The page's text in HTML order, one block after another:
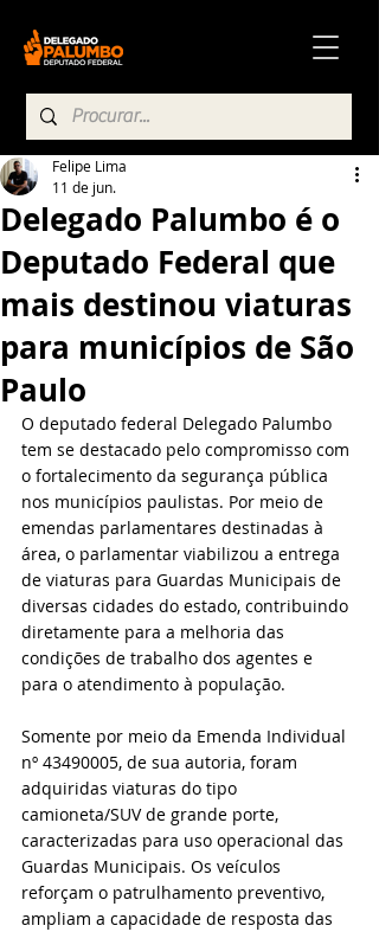
Delegado Palumbo é o
Deputado Federal que
mais destinou viaturas
para municípios de São
Paulo
Felipe Lima
11 de jun.
O deputado federal Delegado Palumbo
tem se destacado pelo compromisso com
o fortalecimento da segurança pública
nos municípios paulistas. Por meio de
emendas parlamentares destinadas à
área, o parlamentar viabilizou a entrega
de viaturas para Guardas Municipais de
diversas cidades do estado, contribuindo
diretamente para a melhoria das
condições de trabalho dos agentes e
para o atendimento à população.
Somente por meio da Emenda Individual
nº 43490005, de sua autoria, foram
adquiridas viaturas do tipo
camioneta/SUV de grande porte,
caracterizadas para uso operacional das
Guardas Municipais. Os veículos
reforçam o patrulhamento preventivo,
ampliam a capacidade de resposta das